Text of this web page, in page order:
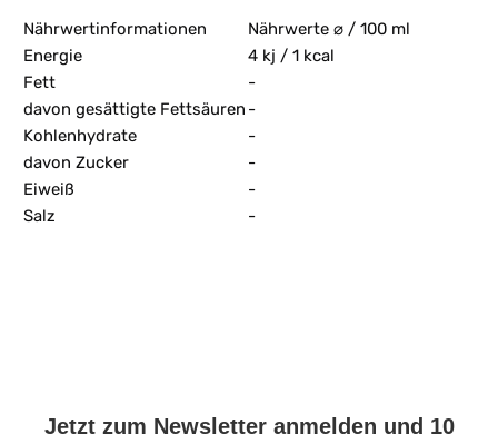
Nährwertinformationen
Nährwerte ⌀ / 100 ml
Energie
4 kj / 1 kcal
Fett
-
davon gesättigte Fettsäuren -
Kohlenhydrate
-
davon Zucker
-
Eiweiß
-
Salz
-
Jetzt zum Newsletter anmelden und 10